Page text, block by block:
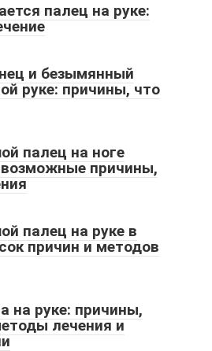
палец на руке:
и безымянный
руке: причины, что
палец на ноге
возможные причины,
палец на руке в
причин и методов
на руке: причины,
лечения и